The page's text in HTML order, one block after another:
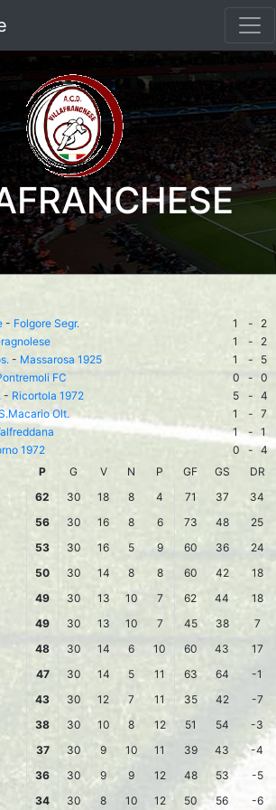
- Folgore Segr. 1 - 2
1 - 2
- Massarosa 1925 1 -
5
FC 0 - 0
- Ricortola 1972 5 - 4
Olt. 1 - 7
1 - 1
1972 0 - 4
P G V N P GF GS
DR
62 30 18 8 4 71 37
34
56 30 16 8 6 73 48
25
53 30 16 5 9 60 36
24
50 30 14 8 8 60 42
18
49 30 13 10 7 62 44
18
49 30 13 10 7 45 38
7
48 30 14 6 10 60 43
17
47 30 14 5 11 63 64
-1
43 30 12 7 11 35 42
-7
38 30 10 8 12 51 54
-3
37 30 9 10 11 39 43
-4
36 30 9 9 12 48 53
-5
34 30 8 10 12 50 56 -6